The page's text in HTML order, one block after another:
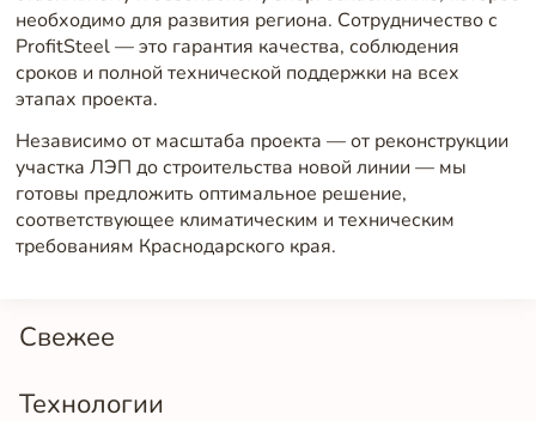
Свежее
Технологии
необходимо для развития региона. Сотрудничество с
ProfitSteel — это гарантия качества, соблюдения
сроков и полной технической поддержки на всех
этапах проекта.
Независимо от масштаба проекта — от реконструкции
участка ЛЭП до строительства новой линии — мы
готовы предложить оптимальное решение,
соответствующее климатическим и техническим
требованиям Краснодарского края.